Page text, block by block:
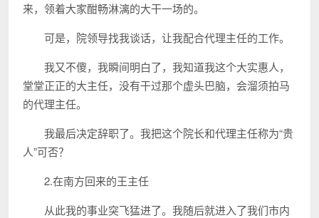
来，领着大家酣畅淋漓的大干一场的。
可是，院领导找我谈话，让我配合代理主任的工作。
我又不傻，我瞬间明白了，我知道我这个大实惠人，
堂堂正正的大主任，没有干过那个虚头巴脑，会溜须拍马
的代理主任。
我最后决定辞职了。我把这个院长和代理主任称为“贵
人”可否？
2.在南方回来的王主任
从此我的事业突飞猛进了。我随后就进入了我们市内